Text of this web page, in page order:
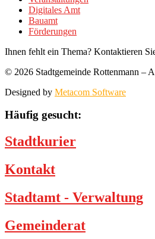
Digitales Amt
Bauamt
Förderungen
Ihnen fehlt ein Thema? Kontaktieren
© 2026 Stadtgemeinde Rottenmann –
Designed by Metacom Software
Häufig gesucht:
Stadtkurier
Kontakt
Stadtamt - Verwaltung
Gemeinderat